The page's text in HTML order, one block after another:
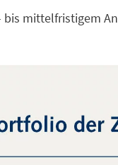
mittelfristigem